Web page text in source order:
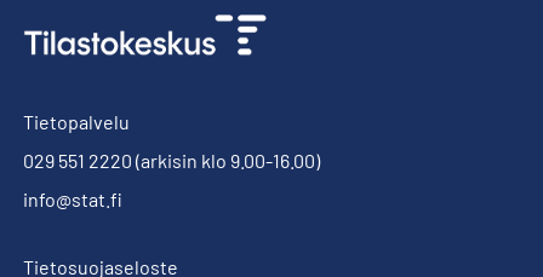
Tietopalvelu
029 551 2220 (arkisin klo 9.00-16.00)
info@stat.fi
Tietosuojaseloste